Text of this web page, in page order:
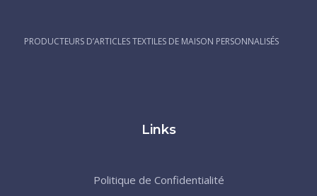
PRODUCTEURS D’ARTICLES TEXTILES DE MAISON PERSONNALISÉS
Links
Politique de Confidentialité